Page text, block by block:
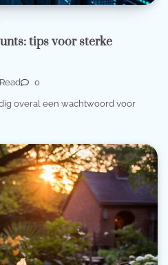
tips voor sterke
0
overal een wachtwoord voor